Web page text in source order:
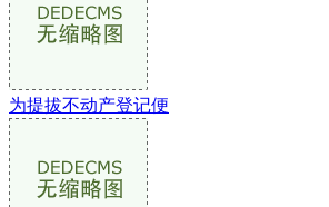
为提拔不动产登记便